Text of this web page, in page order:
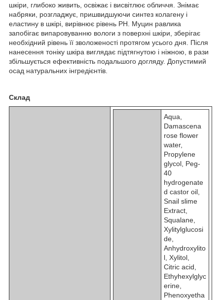
шкіри, глибоко живить, освіжає і висвітлює обличчя. Знімає
набряки, розгладжує, пришвидшуючи синтез колагену і
еластину в шкірі, вирівнює рівень PH. Муцин равлика
запобігає випаровуванню вологи з поверхні шкіри, зберігає
необхідний рівень її зволоженості протягом усього дня. Після
нанесення тоніку шкіра виглядає підтягнутою і ніжною, в рази
збільшується ефективність подальшого догляду. Допустимий
осад натуральних інгредієнтів.
Склад
Aqua,
Damascena
rose flower
water,
Propylene
glycol, Peg-
40
hydrogenate
d castor oil,
Snail slime
Extract,
Squalane,
Xylitylglucosi
de,
Anhydroxylito
l, Xylitol,
Citric acid,
Ethyhexylglyc
erine,
Phenoxyetha